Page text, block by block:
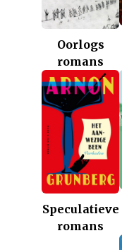
Oorlogs
romans
Speculatieve
romans